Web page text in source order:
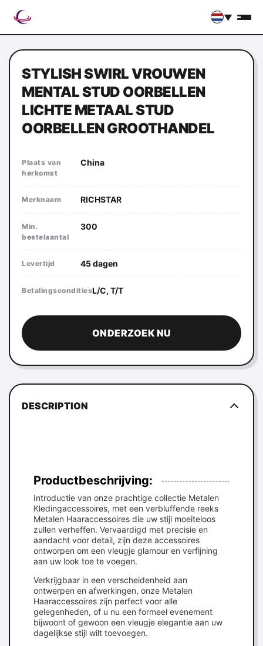
▼
STYLISH SWIRL VROUWEN
MENTAL STUD OORBELLEN
LICHTE METAAL STUD
OORBELLEN GROOTHANDEL
Plaats van
herkomst
China
Merknaam RICHSTAR
Min.
bestelaantal
300
Levertijd 45 dagen
BetalingsconditiesL/C, T/T
ONDERZOEK NU
DESCRIPTION
Productbeschrijving:
Introductie van onze prachtige collectie Metalen
Kledingaccessoires, met een verbluffende reeks
Metalen Haaraccessoires die uw stijl moeiteloos
zullen verheffen. Vervaardigd met precisie en
aandacht voor detail, zijn deze accessoires
ontworpen om een vleugje glamour en verfijning
aan uw look toe te voegen.
Verkrijgbaar in een verscheidenheid aan
ontwerpen en afwerkingen, onze Metalen
Haaraccessoires zijn perfect voor alle
gelegenheden, of u nu een formeel evenement
bijwoont of gewoon een vleugje elegantie aan uw
dagelijkse stijl wilt toevoegen.